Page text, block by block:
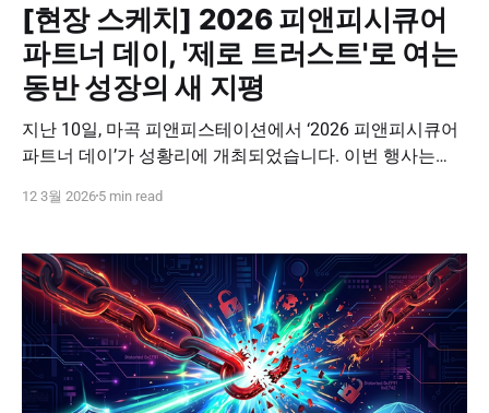
[현장 스케치] 2026 피앤피시큐어
파트너 데이, '제로 트러스트'로 여는
동반 성장의 새 지평
지난 10일, 마곡 피앤피스테이션에서 ‘2026 피앤피시큐어
파트너 데이’가 성황리에 개최되었습니다. 이번 행사는
력 체계를 다시 한번 확인하는 뜻깊은 자리였습니다. 보안
시하는 미래 전략과 실질적인 영업 가이드를 공유했던 현
장의 주요 내용을 정리해 드립니다. 📋 2026 파트너 데이
주요 아젠다
12 3월 2026 5 min read